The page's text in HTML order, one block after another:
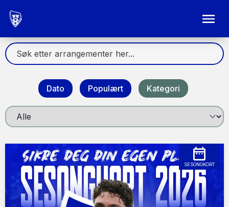
Dato Populært Kategori
SESONGKORT